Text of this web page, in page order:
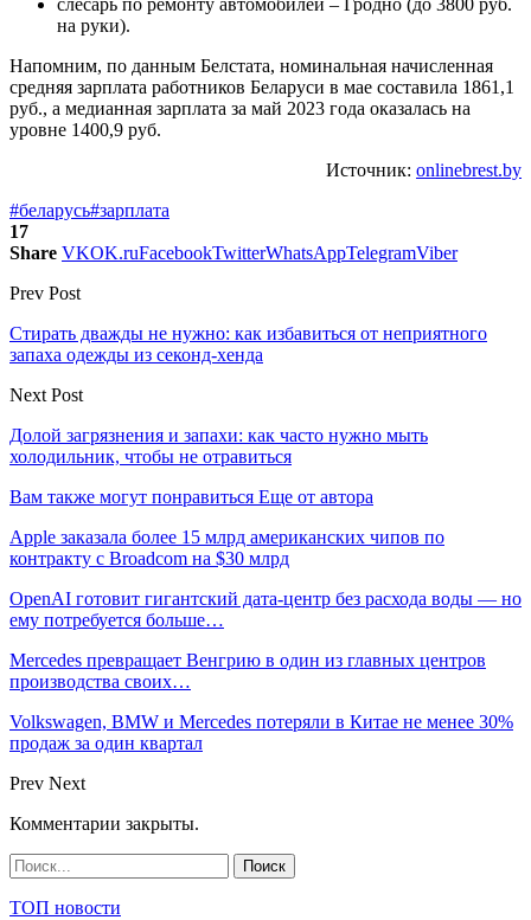
слесарь по ремонту автомобилей – Гродно (до 3800 руб.
на руки).
Напомним, по данным Белстата, номинальная начисленная
средняя зарплата работников Беларуси в мае составила 1861,1
руб., а медианная зарплата за май 2023 года оказалась на
уровне 1400,9 руб.
Источник: onlinebrest.by
#беларусь#зарплата
17
Share VKOK.ruFacebookTwitterWhatsAppTelegramViber
Prev Post
Стирать дважды не нужно: как избавиться от неприятного
запаха одежды из секонд-хенда
Next Post
Долой загрязнения и запахи: как часто нужно мыть
холодильник, чтобы не отравиться
Вам также могут понравиться Еще от автора
Apple заказала более 15 млрд американских чипов по
контракту с Broadcom на $30 млрд
OpenAI готовит гигантский дата-центр без расхода воды — но
ему потребуется больше…
Mercedes превращает Венгрию в один из главных центров
производства своих…
Volkswagen, BMW и Mercedes потеряли в Китае не менее 30%
продаж за один квартал
Prev Next
Комментарии закрыты.
ТОП новости